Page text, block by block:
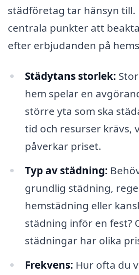
städföretag tar hänsyn till.
centrala punkter att
efter erbjudanden på
Städytans storlek:
hem spelar en
större yta som ska
tid och resurser krävs,
påverkar priset.
Typ av städning:
grundlig städning,
hemstädning eller
städning inför en fest?
städningar har olika
Frekvens: Hur ofta du